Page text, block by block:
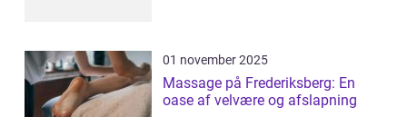
01 november 2025
Massage på Frederiksberg: En
oase af velvære og afslapning